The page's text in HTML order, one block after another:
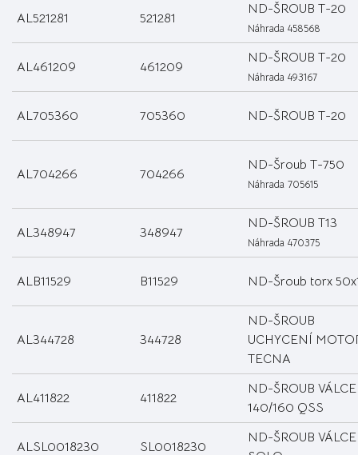
AL521281 521281
ND-ŠROUB T-20
Náhrada 458568
AL461209 461209
ND-ŠROUB T-20
Náhrada 493167
AL705360 705360 ND-ŠROUB T-20
AL704266 704266
ND-Šroub T-750
Náhrada 705615
AL348947 348947
ND-ŠROUB T13
Náhrada 470375
ALB11529 B11529 ND-Šroub torx
AL344728 344728
ND-ŠROUB
UCHYCENÍ
TECNA
AL411822 411822
ND-ŠROUB VÁLCE
140/160 QSS
ALSL0018230 SL0018230
ND-ŠROUB VÁLCE